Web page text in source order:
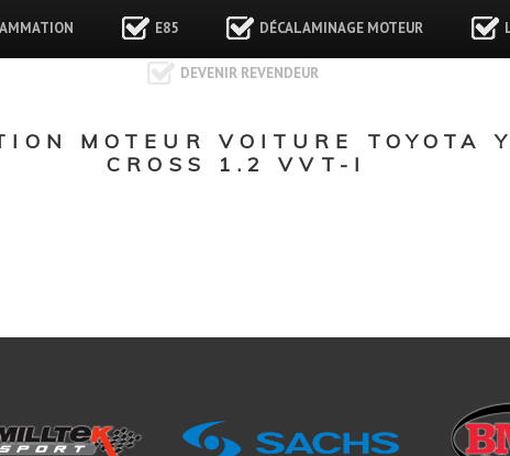
E85 DÉCALAMINAGE MOTEUR
DEVENIR REVENDEUR
MOTEUR VOITURE TOYOTA
CROSS 1.2 VVT-I